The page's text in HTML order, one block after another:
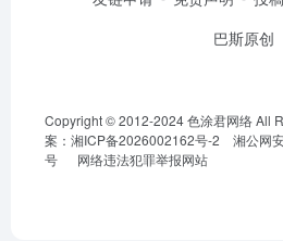
巴斯原创
Copyright © 2012-2024色涂君网络All
案：湘ICP备2026002162号-2
湘公网
号
网络违法犯罪举报网站